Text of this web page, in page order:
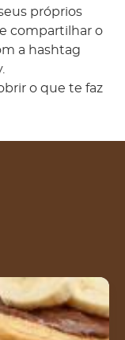
próprios
compartilhar o
a hashtag
o que te faz
Nutella®
pancakes